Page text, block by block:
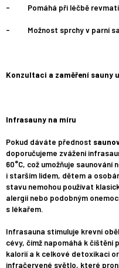
- Pomáhá při léčbě
- Možnost sprchy v parní
Konzultaci a zaměření sauny
Infrasauny na míru
Pokud dáváte přednost
doporučujeme zvážení
60°C, což umožňuje
i starším lidem, dětem a
stavu nemohou používat
alergií nebo podobným
s lékařem.
Infrasauna stimuluje krevní
cévy, čímž napomáhá k
kalorií a k celkové detoxikaci
infračervené světlo, které